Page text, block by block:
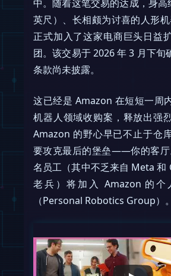
中。随着这笔交易的达成，身高
英尺）、长相颇为讨喜的人形
正式加入了这家电商巨头日益
团。该交易于 2026 年 3 月下旬
条款尚未披露。
这已经是 Amazon 在短短一周
机器人领域收购案，释放出强
Amazon 的野心早已不止于仓
要攻克最后的堡垒——你的客厅
名员工（其中不乏来自 Meta 和
老兵）将加入 Amazon 的个
（Personal Robotics Group）。